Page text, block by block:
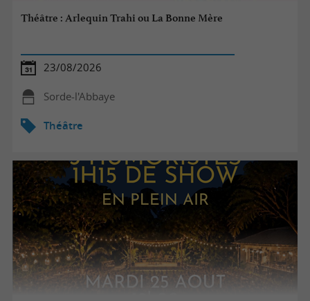
Théâtre : Arlequin Trahi ou La Bonne Mère
23/08/2026
Sorde-l'Abbaye
Théâtre